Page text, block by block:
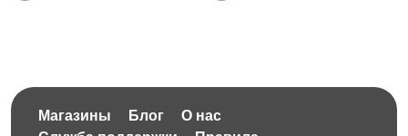
Магазины Блог
О нас